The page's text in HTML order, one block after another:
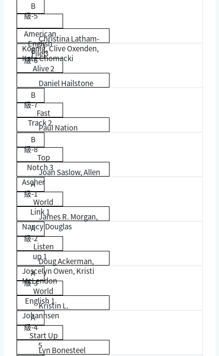
B
級-5
American
English
File 3
Christina Latham-
Koenig, Clive Oxenden,
Kate Chomacki
B
級-6
Alive 2
Daniel Hailstone
B
級-7
Fast
Track 2
Paul Nation
B
級-8
Top
Notch 3
Joan Saslow, Allen
Ascher
A
級-1
World
Link 1
James R. Morgan,
Nancy Douglas
A
級-2
Listen
up 1
Doug Ackerman,
Joscelyn Owen, Kristi
McLendon
A
級-3
World
English 1
Kristin L.
Johannsen
A
級-4
Start Up
5
Lyn Bonesteel